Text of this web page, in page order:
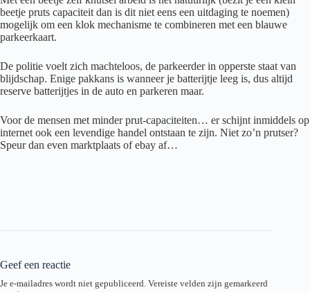
beetje pruts capaciteit dan is dit niet eens een uitdaging te noemen)
mogelijk om een klok mechanisme te combineren met een blauwe
parkeerkaart.
De politie voelt zich machteloos, de parkeerder in opperste staat van
blijdschap. Enige pakkans is wanneer je batterijtje leeg is, dus altijd
reserve batterijtjes in de auto en parkeren maar.
Voor de mensen met minder prut-capaciteiten… er schijnt inmiddels op
internet ook een levendige handel ontstaan te zijn. Niet zo’n prutser?
Speur dan even marktplaats of ebay af…
Geef een reactie
Je e-mailadres wordt niet gepubliceerd. Vereiste velden zijn gemarkeerd